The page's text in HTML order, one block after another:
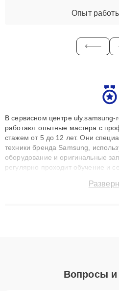
Опыт
В сервисном центре uly.samsung-
работают опытные мастера с
стажем от 5 до 12 лет. Они
техники бренда Samsung,
оборудование и оригинальные
регулярно проходит обучение и
технику с сохранением гарантии
Вопросы и